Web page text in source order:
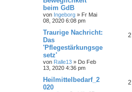
beim GdB
von Ingeborg » Fr Mai
08, 2020 6:08 pm
Traurige Nachricht:
Das
'Pflegestärkungsge
setz'
von Ralle13 » Do Feb
13, 2020 4:36 pm
2
Heilmittelbedarf_2
020
2